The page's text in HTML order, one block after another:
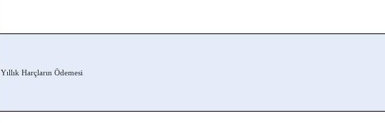
Yıllık Harçların Ödemesi